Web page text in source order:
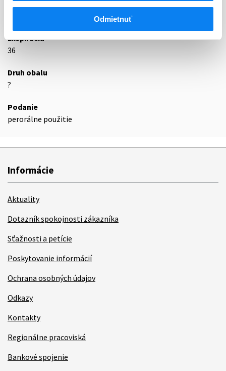
Odmietnuť
Exspirácia
36
Druh obalu
?
Podanie
perorálne použitie
Informácie
Aktuality
Dotazník spokojnosti zákazníka
Sťažnosti a petície
Poskytovanie informácií
Ochrana osobných údajov
Odkazy
Kontakty
Regionálne pracoviská
Bankové spojenie